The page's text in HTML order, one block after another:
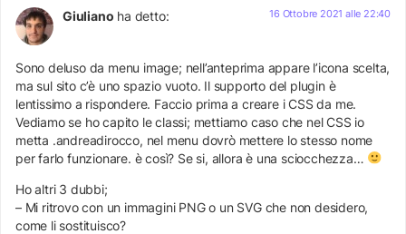
Giuliano ha detto: 16 Ottobre 2021 alle 22:40
Sono deluso da menu image; nell’anteprima appare l’icona scelta,
ma sul sito c’è uno spazio vuoto. Il supporto del plugin è
lentissimo a rispondere. Faccio prima a creare i CSS da me.
Vediamo se ho capito le classi; mettiamo caso che nel CSS io
metta .andreadirocco, nel menu dovrò mettere lo stesso nome
per farlo funzionare. è così? Se si, allora è una sciocchezza…
Ho altri 3 dubbi;
– Mi ritrovo con un immagini PNG o un SVG che non desidero,
come li sostituisco?